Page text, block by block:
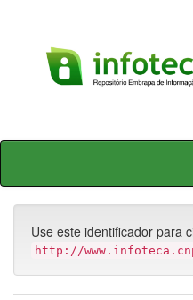
Skip
Use este identificador para
http://